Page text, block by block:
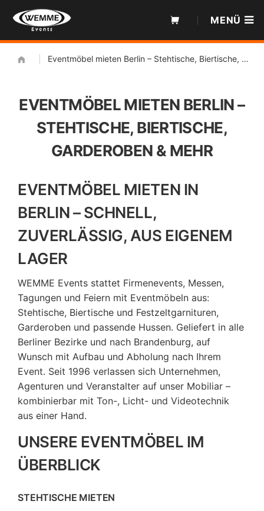
Inhalt
MENÜ
Eventmöbel mieten Berlin – Stehtische, Biertische, Garderoben & mehr
EVENTMÖBEL MIETEN BERLIN –
STEHTISCHE, BIERTISCHE,
GARDEROBEN & MEHR
EVENTMÖBEL MIETEN IN
BERLIN – SCHNELL,
ZUVERLÄSSIG, AUS EIGENEM
LAGER
WEMME Events stattet Firmenevents, Messen,
Tagungen und Feiern mit Eventmöbeln aus:
Stehtische, Biertische und Festzeltgarnituren,
Garderoben und passende Hussen. Geliefert in alle
Berliner Bezirke und nach Brandenburg, auf
Wunsch mit Aufbau und Abholung nach Ihrem
Event. Seit 1996 verlassen sich Unternehmen,
Agenturen und Veranstalter auf unser Mobiliar –
kombinierbar mit Ton-, Licht- und Videotechnik
aus einer Hand.
UNSERE EVENTMÖBEL IM
ÜBERBLICK
STEHTISCHE MIETEN